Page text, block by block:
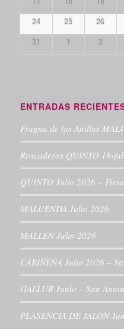
24
25 26
31
1 2
ENTRADAS
Fragua de las Anillas
Roscaderos QUINTO 18-
QUINTO Julio 2026 –
MALUENDA Julio 2026
MALLEN Julio 2026
CARIÑENA Julio 2026 –
GALLUR Junio – San
PLASENCIA DE JALON